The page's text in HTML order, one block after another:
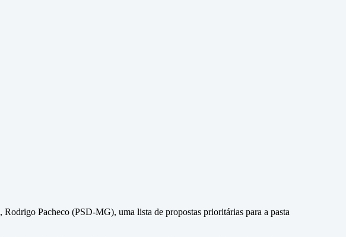
Pacheco (PSD-MG), uma lista de propostas prioritárias para a pasta